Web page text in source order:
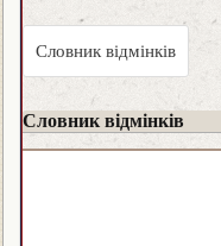
Словник відмінків
Словник відмінків